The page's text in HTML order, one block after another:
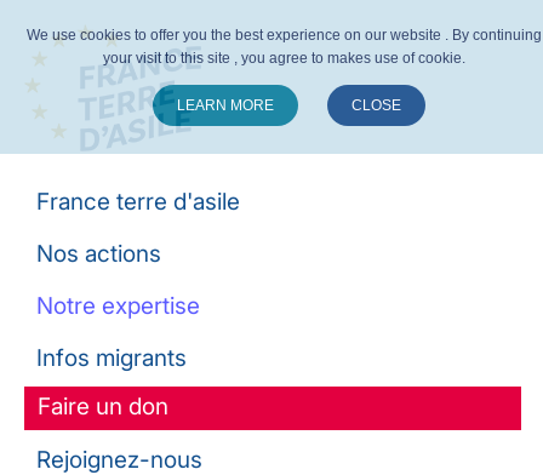
France terre d'asile
Nos actions
Notre expertise
Infos migrants
Faire un don
Rejoignez-nous
We use cookies to offer you the best experience on our website . By continuing
your visit to this site , you agree to makes use of cookie.
LEARN MORE CLOSE